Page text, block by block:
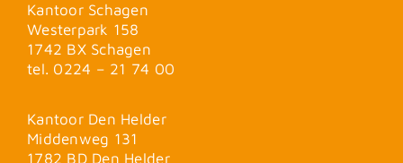
Kantoor Schagen
Westerpark 158
1742 BX Schagen
tel. 0224 – 21 74 00
Kantoor Den Helder
Middenweg 131
1782 BD Den Helder